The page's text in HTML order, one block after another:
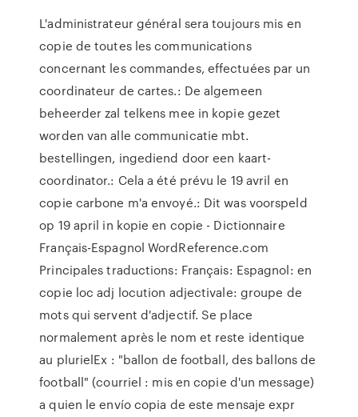
L'administrateur général sera toujours mis en
copie de toutes les communications
concernant les commandes, effectuées par un
coordinateur de cartes.: De algemeen
beheerder zal telkens mee in kopie gezet
worden van alle communicatie mbt.
bestellingen, ingediend door een kaart-
coordinator.: Cela a été prévu le 19 avril en
copie carbone m'a envoyé.: Dit was voorspeld
op 19 april in kopie en copie - Dictionnaire
Français-Espagnol WordReference.com
Principales traductions: Français: Espagnol: en
copie loc adj locution adjectivale: groupe de
mots qui servent d'adjectif. Se place
normalement après le nom et reste identique
au plurielEx : "ballon de football, des ballons de
football" (courriel : mis en copie d'un message)
a quien le envío copia de este mensaje expr